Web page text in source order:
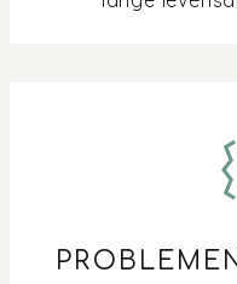
Kan mijn koolstoffilter